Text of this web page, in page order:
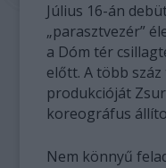
Július 16-án
„parasztvezér”
a Dóm tér
előtt. A több
produkcióját
koreográfus
Nem könnyű